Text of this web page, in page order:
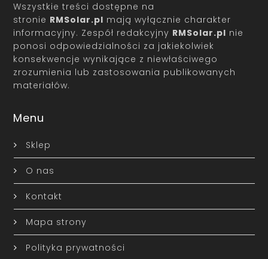
Wszystkie treści dostępne na
stronie RMSolar.pl mają wyłącznie charakter
informacyjny. Zespół redakcyjny RMSolar.pl nie
ponosi odpowiedzialności za jakiekolwiek
konsekwencje wynikające z niewłaściwego
zrozumienia lub zastosowania publikowanych
materiałów.
Menu
Sklep
O nas
Kontakt
Mapa strony
Polityka prywatności